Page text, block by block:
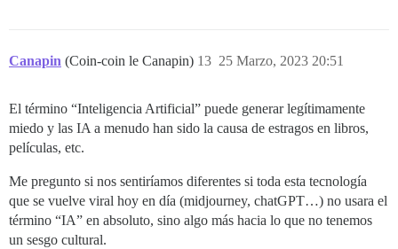
Canapin (Coin-coin le Canapin) 25 Marzo, 2023 20:51
13
El término “Inteligencia Artificial” puede generar legítimamente
miedo y las IA a menudo han sido la causa de estragos en libros,
películas, etc.
Me pregunto si nos sentiríamos diferentes si toda esta tecnología
que se vuelve viral hoy en día (midjourney, chatGPT…) no usara el
término “IA” en absoluto, sino algo más hacia lo que no tenemos
un sesgo cultural.